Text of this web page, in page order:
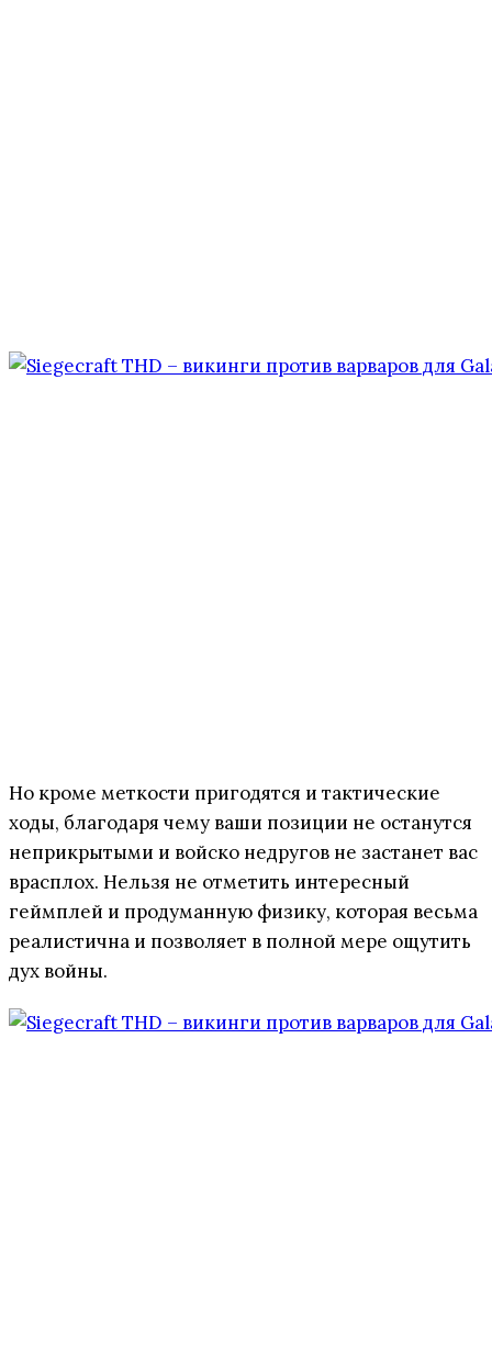
Но кроме меткости пригодятся и тактические
ходы, благодаря чему ваши позиции не останутся
неприкрытыми и войско недругов не застанет вас
врасплох. Нельзя не отметить интересный
геймплей и продуманную физику, которая весьма
реалистична и позволяет в полной мере ощутить
дух войны.